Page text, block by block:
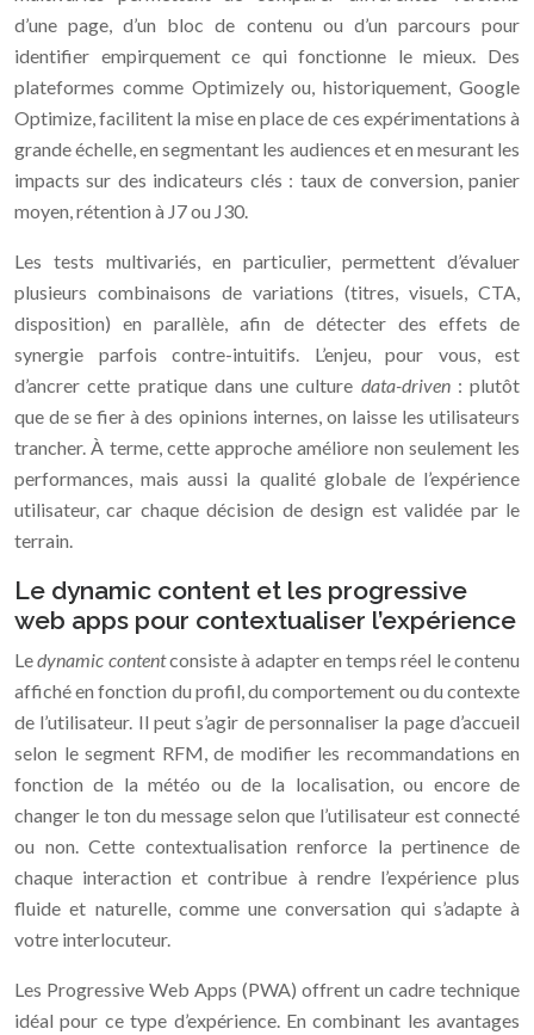
d’une page, d’un bloc de contenu ou d’un parcours pour
identifier empirquement ce qui fonctionne le mieux. Des
plateformes comme Optimizely ou, historiquement, Google
Optimize, facilitent la mise en place de ces expérimentations à
grande échelle, en segmentant les audiences et en mesurant les
impacts sur des indicateurs clés : taux de conversion, panier
moyen, rétention à J7 ou J30.
Les tests multivariés, en particulier, permettent d’évaluer
plusieurs combinaisons de variations (titres, visuels, CTA,
disposition) en parallèle, afin de détecter des effets de
synergie parfois contre-intuitifs. L’enjeu, pour vous, est
d’ancrer cette pratique dans une culture data-driven: plutôt
que de se fier à des opinions internes, on laisse les utilisateurs
trancher. À terme, cette approche améliore non seulement les
performances, mais aussi la qualité globale de l’expérience
utilisateur, car chaque décision de design est validée par le
terrain.
Le dynamic content et les progressive
web apps pour contextualiser l’expérience
Ledynamic contentconsiste à adapter en temps réel le contenu
affiché en fonction du profil, du comportement ou du contexte
de l’utilisateur. Il peut s’agir de personnaliser la page d’accueil
selon le segment RFM, de modifier les recommandations en
fonction de la météo ou de la localisation, ou encore de
changer le ton du message selon que l’utilisateur est connecté
ou non. Cette contextualisation renforce la pertinence de
chaque interaction et contribue à rendre l’expérience plus
fluide et naturelle, comme une conversation qui s’adapte à
votre interlocuteur.
Les Progressive Web Apps (PWA) offrent un cadre technique
idéal pour ce type d’expérience. En combinant les avantages